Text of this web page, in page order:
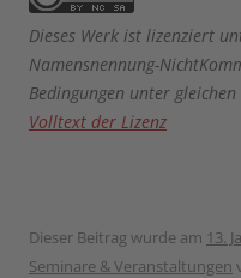
Dieses Werk ist lizenziert
Namensnennung-
Bedingungen unter
Volltext der Lizenz
Dieser Beitrag wurde am 13.
Seminare & Veranstaltungen